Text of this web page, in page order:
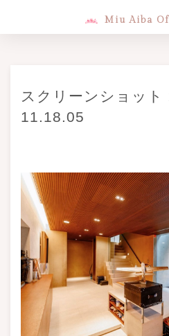
Miu Aiba
スクリーンショッ
11.18.05